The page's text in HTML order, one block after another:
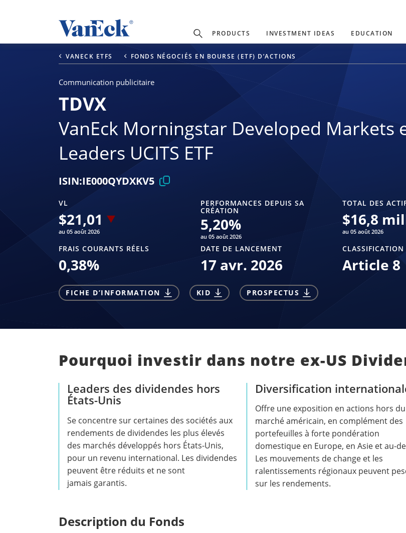
PRODUCTS INVESTMENT IDEAS EDUCATION
VANECK ETFS FONDS NÉGOCIÉS EN BOURSE (ETF) D’ACTIONS
Communication publicitaire
TDVX
VanEck Morningstar Developed Markets
Leaders UCITS ETF
ISIN:IE000QYDXKV5
VL
$21,01
au 05 août 2026
PERFORMANCES DEPUIS SA
CRÉATION
5,20%
au 05 août 2026
TOTAL DES
$16,8
au 05 août 2026
FRAIS COURANTS RÉELS
0,38%
DATE DE LANCEMENT
17 avr. 2026
CLASSIFICATION
Article 8
FICHE D’INFORMATION KID PROSPECTUS
Pourquoi investir dans notre ex-US
Leaders des dividendes hors
États-Unis
Se concentre sur certaines des sociétés aux
rendements de dividendes les plus élevés
des marchés développés hors États-Unis,
pour un revenu international. Les dividendes
peuvent être réduits et ne sont
jamais garantis.
Diversification
Offre une exposition en actions hors du
marché américain, en complément des
portefeuilles à forte pondération
domestique en Europe, en Asie et au-
Les mouvements de change et les
ralentissements régionaux peuvent
sur les rendements.
Description du Fonds